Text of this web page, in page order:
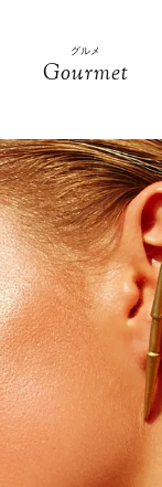
グルメ
Gourmet